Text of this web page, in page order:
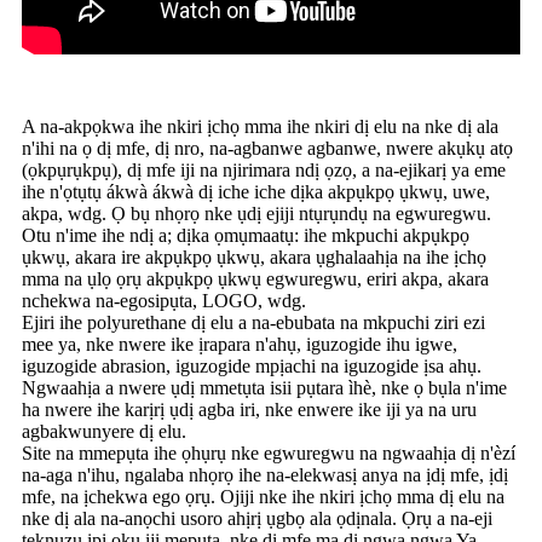
A na-akpọkwa ihe nkiri ịchọ mma ihe nkiri dị elu na nke dị ala
n'ihi na ọ dị mfe, dị nro, na-agbanwe agbanwe, nwere akụkụ atọ
(ọkpụrụkpụ), dị mfe iji na njirimara ndị ọzọ, a na-ejikarị ya eme
ihe n'ọtụtụ ákwà ákwà dị iche iche dịka akpụkpọ ụkwụ, uwe,
akpa, wdg. Ọ bụ nhọrọ nke ụdị ejiji ntụrụndụ na egwuregwu.
Otu n'ime ihe ndị a; dịka ọmụmaatụ: ihe mkpuchi akpụkpọ
ụkwụ, akara ire akpụkpọ ụkwụ, akara ụghalaahịa na ihe ịchọ
mma na ụlọ ọrụ akpụkpọ ụkwụ egwuregwu, eriri akpa, akara
nchekwa na-egosipụta, LOGO, wdg.
Ejiri ihe polyurethane dị elu a na-ebubata na mkpuchi ziri ezi
mee ya, nke nwere ike ịrapara n'ahụ, iguzogide ihu igwe,
iguzogide abrasion, iguzogide mpịachi na iguzogide ịsa ahụ.
Ngwaahịa a nwere ụdị mmetụta isii pụtara ìhè, nke ọ bụla n'ime
ha nwere ihe karịrị ụdị agba iri, nke enwere ike iji ya na uru
agbakwunyere dị elu.
Site na mmepụta ihe ọhụrụ nke egwuregwu na ngwaahịa dị n'èzí
na-aga n'ihu, ngalaba nhọrọ ihe na-elekwasị anya na ịdị mfe, ịdị
mfe, na ịchekwa ego ọrụ. Ojiji nke ihe nkiri ịchọ mma dị elu na
nke dị ala na-anọchi usoro ahịrị ụgbọ ala ọdịnala. Ọrụ a na-eji